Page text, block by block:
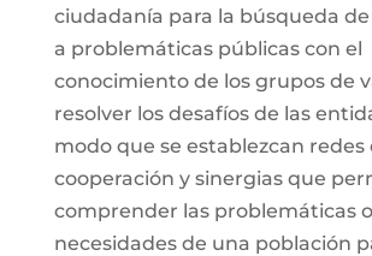
ciudadanía para la búsqueda
a problemáticas públicas con el
conocimiento de los grupos de
resolver los desafíos de las
modo que se establezcan redes
cooperación y sinergias que
comprender las problemáticas o
necesidades de una población